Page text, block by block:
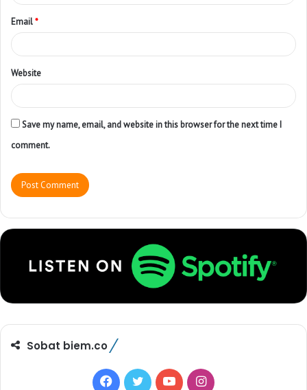
Email*
Website
Save my name, email, and website in this browser for the next time I
comment.
Sobat biem.co
F
T
Y
I